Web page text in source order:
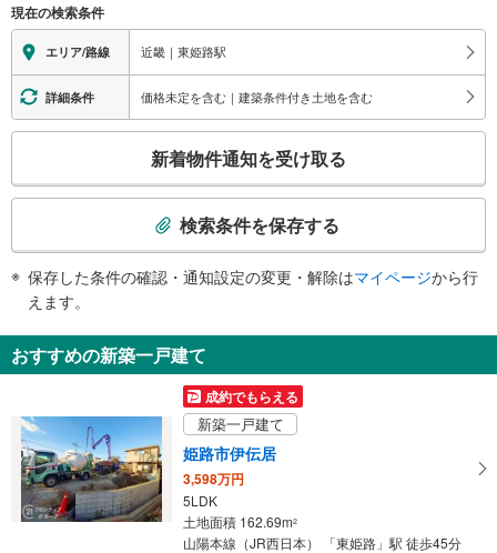
地上⇔改札⇔ホーム：○
エレベータ
・ホーム⇔改札
現在の検索条件
エリア/路線 近畿｜東姫路駅
詳細条件 価格未定を含む｜建築条件付き土地を含む
検
知
を
け
取
る
・
条
新着物件通知を受け取る
検索条件を保存する
保存した条件の確認・通知設定の変更・解除はマイページから行
えます。
おすすめの新築一戸建て
成約でもらえる
新築一戸建て
姫路市伊伝居
3,598万円
5LDK
土地面積 162.69m2
山陽本線（JR西日本） 「東姫路」駅 徒歩45分